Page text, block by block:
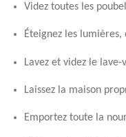
Videz toutes les
Éteignez les
Lavez et videz le lave-
Laissez la maison
Emportez toute la